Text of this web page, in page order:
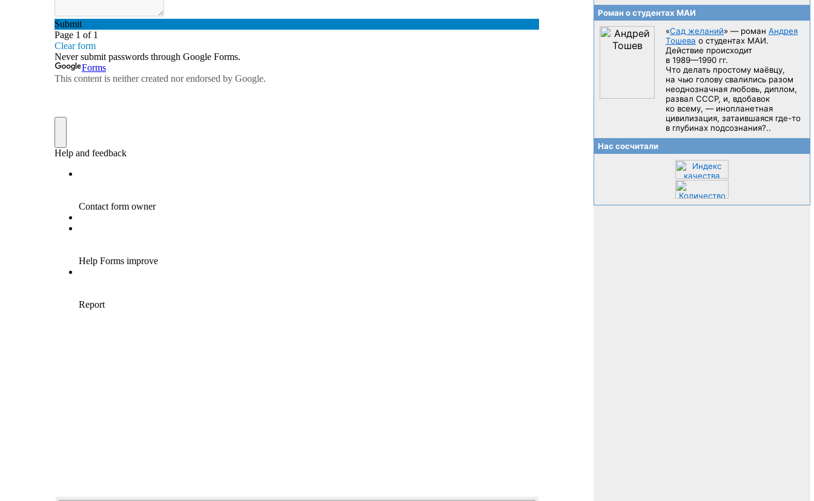
Роман о студентах МАИ
«Сад желаний» — роман Андрея
Тошева о студентах МАИ.
Действие происходит
в 1989—1990 гг.
Что делать простому маёвцу,
на чью голову свалились разом
неоднозначная любовь, диплом,
развал CCCP, и, вдобавок
ко всему, — инопланетная
цивилизация, затаившаяся где-то
в глубинах подсознания?..
Нас сосчитали